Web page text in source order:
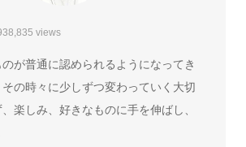
views
が普通に認められるようになってき
の時々に少しずつ変わっていく大切
楽しみ、好きなものに手を伸ばし、